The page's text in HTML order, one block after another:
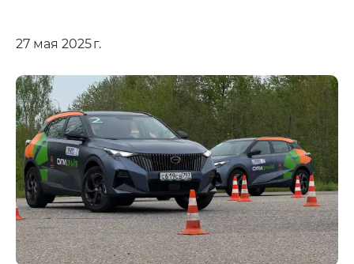
27 мая 2025 г.